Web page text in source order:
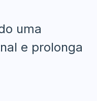
uma
e prolonga